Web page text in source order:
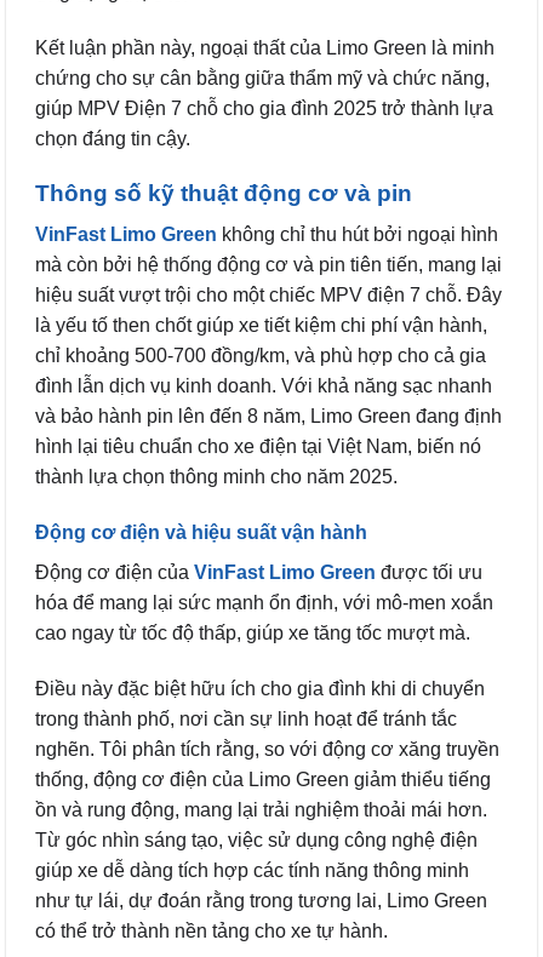
Kết luận phần này, ngoại thất của Limo Green là minh
chứng cho sự cân bằng giữa thẩm mỹ và chức năng,
giúp MPV Điện 7 chỗ cho gia đình 2025 trở thành lựa
chọn đáng tin cậy.
Thông số kỹ thuật động cơ và pin
VinFast Limo Green không chỉ thu hút bởi ngoại hình
mà còn bởi hệ thống động cơ và pin tiên tiến, mang lại
hiệu suất vượt trội cho một chiếc MPV điện 7 chỗ. Đây
là yếu tố then chốt giúp xe tiết kiệm chi phí vận hành,
chỉ khoảng 500-700 đồng/km, và phù hợp cho cả gia
đình lẫn dịch vụ kinh doanh. Với khả năng sạc nhanh
và bảo hành pin lên đến 8 năm, Limo Green đang định
hình lại tiêu chuẩn cho xe điện tại Việt Nam, biến nó
thành lựa chọn thông minh cho năm 2025.
Động cơ điện và hiệu suất vận hành
Động cơ điện của VinFast Limo Green được tối ưu
hóa để mang lại sức mạnh ổn định, với mô-men xoắn
cao ngay từ tốc độ thấp, giúp xe tăng tốc mượt mà.
Điều này đặc biệt hữu ích cho gia đình khi di chuyển
trong thành phố, nơi cần sự linh hoạt để tránh tắc
nghẽn. Tôi phân tích rằng, so với động cơ xăng truyền
thống, động cơ điện của Limo Green giảm thiểu tiếng
ồn và rung động, mang lại trải nghiệm thoải mái hơn.
Từ góc nhìn sáng tạo, việc sử dụng công nghệ điện
giúp xe dễ dàng tích hợp các tính năng thông minh
như tự lái, dự đoán rằng trong tương lai, Limo Green
có thể trở thành nền tảng cho xe tự hành.